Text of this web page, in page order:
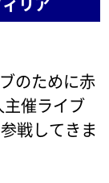
のために赤
催ライブ
戦してきま